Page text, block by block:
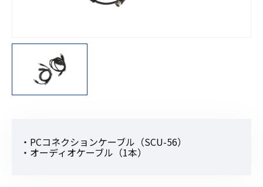
・PCコネクションケーブル（SCU-56）
・オーディオケーブル（1本）